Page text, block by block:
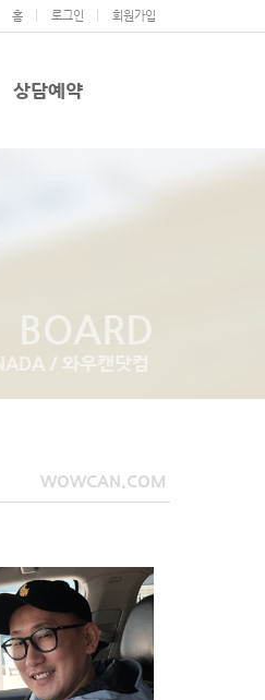
홈 로그인 회원가입
상담예약
BOARD
/ 와우캔닷컴
WOWCAN.COM